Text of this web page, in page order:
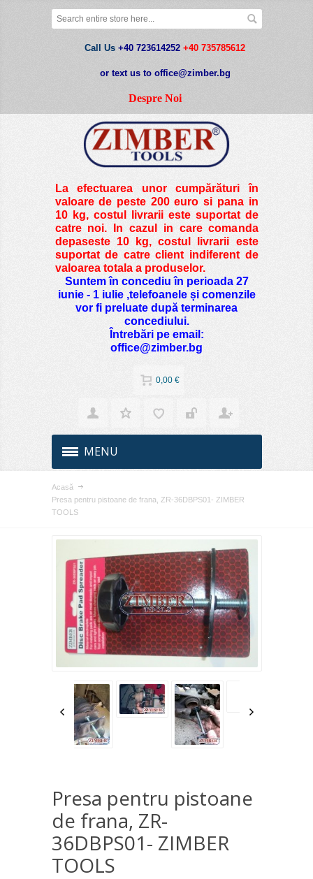
Call Us +40 723614252 +40 735785612
or text us to office@zimber.bg
Despre Noi
La efectuarea unor cumpărături în
valoare de peste200 euro si pana in
10 kg, costul livrarii este suportat de
catre noi. In cazul in care comanda
depaseste 10 kg, costul livrarii este
suportat de catre client indiferent de
valoarea totala a produselor.
Suntem în concediu în perioada 27
iunie - 1 iulie ,telefoanele și comenzile
vor fi preluate după terminarea
concediului.
Întrebări pe email:
office@zimber.bg
0,00 €
MENU
Acasă
Presa pentru pistoane de frana, ZR-36DBPS01- ZIMBER
TOOLS
Presa pentru pistoane
de frana, ZR-
36DBPS01- ZIMBER
TOOLS